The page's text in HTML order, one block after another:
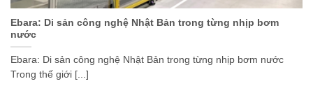
Ebara: Di sản công nghệ Nhật Bản trong từng nhịp bơm
nước
Ebara: Di sản công nghệ Nhật Bản trong từng nhịp bơm nước
Trong thế giới [...]